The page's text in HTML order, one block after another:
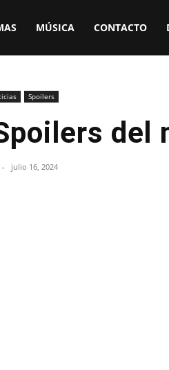
MÚSICA CONTACTO
Spoilers
del
- julio 16, 2024